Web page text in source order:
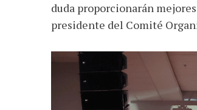
duda proporcionarán
presidente del Comité